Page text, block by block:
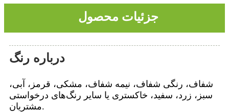
جزئیات محصول
درباره رنگ
شفاف، رنگی شفاف، نیمه شفاف، مشکی، قرمز، آبی،
سبز، زرد، سفید، خاکستری یا سایر رنگ‌های درخواستی
مشتریان.